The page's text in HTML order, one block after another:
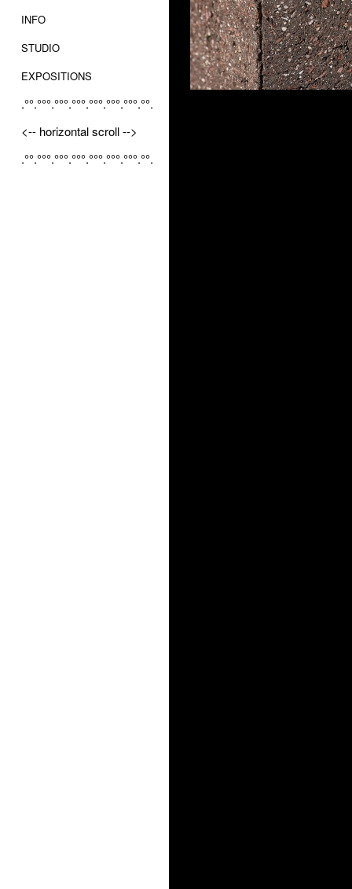
INFO
STUDIO
EXPOSITIONS
.°°.°°°.°°°.°°°.°°°.°°°.°°°.°°.
<-- horizontal scroll -->
.°°.°°°.°°°.°°°.°°°.°°°.°°°.°°.